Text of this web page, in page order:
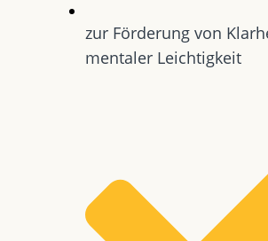
zur Förderung von
mentaler Leichtigkeit